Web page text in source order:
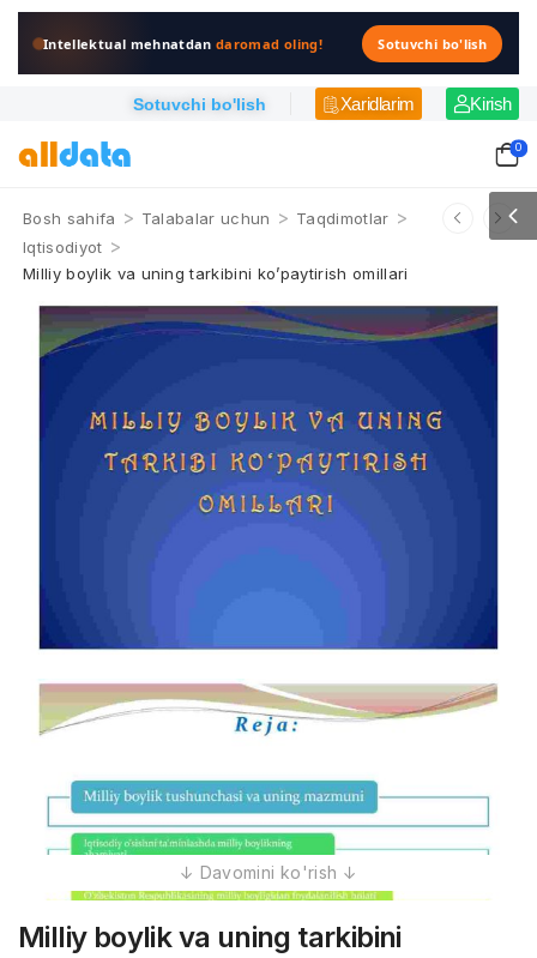
Intellektual mehnatdandaromad oling! Sotuvchi bo'lish
Sotuvchi bo'lish Xaridlarim Kirish
0
Bosh sahifa > Talabalar uchun > Taqdimotlar >
Iqtisodiyot >
Milliy boylik va uning tarkibini ko’paytirish omillari
Milliy boylik va uning tarkibini